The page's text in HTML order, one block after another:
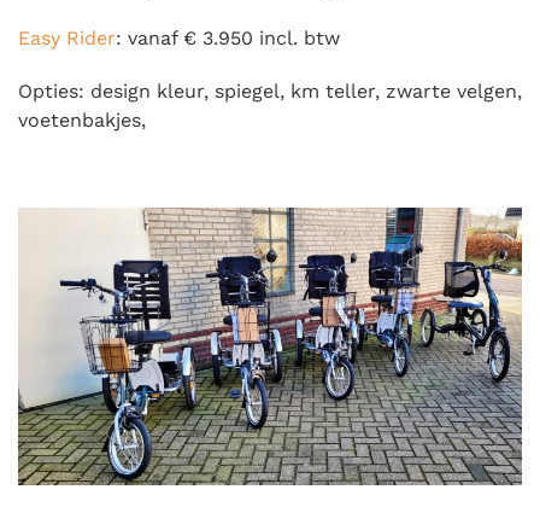
Easy Rider: vanaf € 3.950 incl. btw
Opties: design kleur, spiegel, km teller, zwarte velgen,
voetenbakjes,